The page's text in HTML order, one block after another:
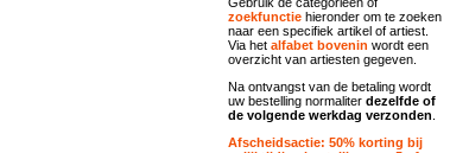
zoekfunctie hieronder om te zoeken
naar een specifiek artikel of artiest.
Via het alfabet bovenin wordt een
overzicht van artiesten gegeven.
Na ontvangst van de betaling wordt
uw bestelling normaliter dezelfde of
de volgende werkdag verzonden
Afscheidsactie: 50% korting bij